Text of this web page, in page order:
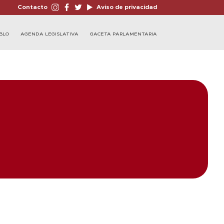
Contacto Aviso de privacidad
AGENDA LEGISLATIVA GACETA PARLAMENTARIA